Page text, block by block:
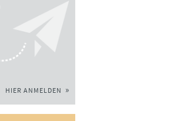
HIER ANMELDEN